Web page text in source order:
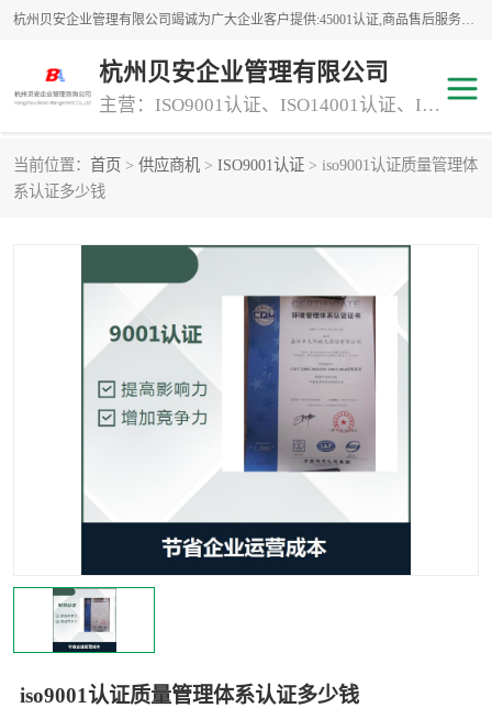
杭州贝安企业管理有限公司竭诚为广大企业客户提供:45001认证,商品售后服务认证,CE认证,知识产权体系认证,iso体系认证等服务,公司提供一条认证服务,方便快捷.
杭州贝安企业管理有限公司
主营：ISO9001认证、ISO14001认证、ISO认证、ISO22000认证、ISO/TS16949认证,FSC森林认证
当前位置： 首页 > 供应商机 > ISO9001认证 > iso9001认证质量管理体
系认证多少钱
iso9001认证质量管理体系认证多少钱
商品售后服务认证
专业资质评价证书(1) ISO9000
45001认证
GJB 9001C-2017 知识产权体系认证
工程承包 交通运输服务
消防设施工程专业承包
ISO认证